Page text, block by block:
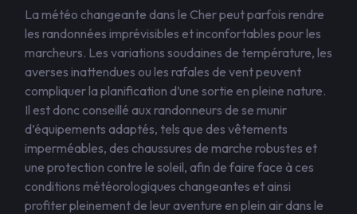
La météo changeante dans le Cher peut parfois rendre
les randonnées imprévisibles et inconfortables pour les
marcheurs. Les variations soudaines de température, les
averses inattendues ou les rafales de vent peuvent
compliquer la planification d’une sortie en pleine nature.
Il est donc conseillé aux randonneurs de se munir
d’équipements adaptés, tels que des vêtements
imperméables, des chaussures de marche robustes et
une protection contre le soleil, afin de faire face à ces
conditions météorologiques changeantes et ainsi
profiter pleinement de leur aventure en plein air dans le